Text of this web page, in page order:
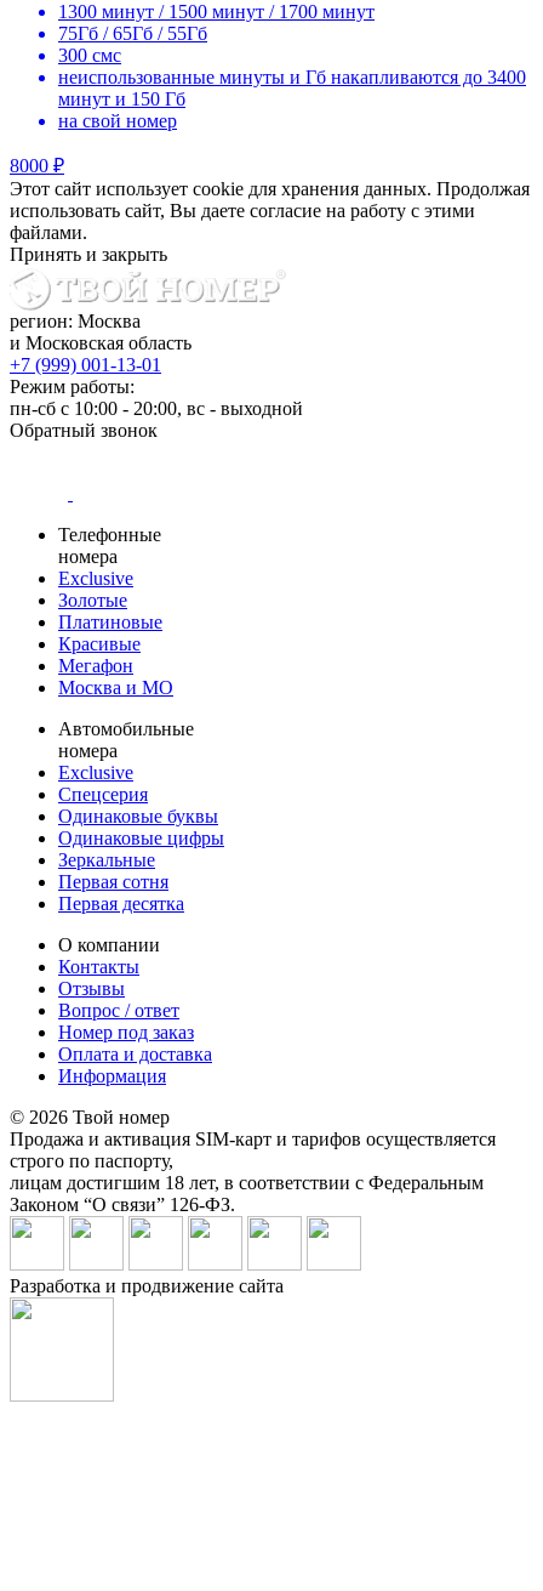
1300 минут / 1500 минут / 1700 минут
75Гб / 65Гб / 55Гб
300 смс
неиспользованные минуты и Гб накапливаются до 3400
минут и 150 Гб
на свой номер
8000 ₽
Этот сайт использует cookie для хранения данных. Продолжая
использовать сайт, Вы даете согласие на работу с этими
файлами.
Принять и закрыть
регион: Москва
и Московская область
+7 (999) 001-13-01
Режим работы:
пн-сб с 10:00 - 20:00, вс - выходной
Обратный звонок
Телефонные
номера
Exclusive
Золотые
Платиновые
Красивые
Мегафон
Москва и МО
Автомобильные
номера
Exclusive
Спецсерия
Одинаковые буквы
Одинаковые цифры
Зеркальные
Первая сотня
Первая десятка
О компании
Контакты
Отзывы
Вопрос / ответ
Номер под заказ
Оплата и доставка
Информация
© 2026 Твой номер
Продажа и активация SIM-карт и тарифов осуществляется
строго по паспорту,
лицам достигшим 18 лет, в соответствии с Федеральным
Законом “О связи” 126-ФЗ.
Разработка и продвижение сайта